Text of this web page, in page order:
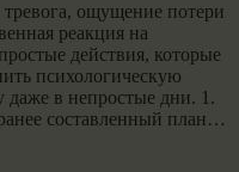
ощущение потери
реакция на
действия, которые
психологическую
даже в непростые дни. 1.
составленный план…